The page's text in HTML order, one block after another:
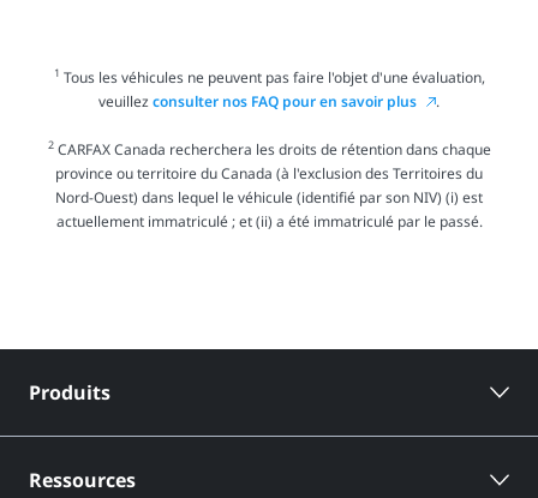
1 Tous les véhicules ne peuvent pas faire l'objet d'une évaluation,
veuillezconsulter nos FAQ pour en savoir plus .
2CARFAX Canada recherchera les droits de rétention dans chaque
province ou territoire du Canada (à l'exclusion des Territoires du
Nord-Ouest) dans lequel le véhicule (identifié par son NIV) (i) est
actuellement immatriculé ; et (ii) a été immatriculé par le passé.
Produits
Ressources